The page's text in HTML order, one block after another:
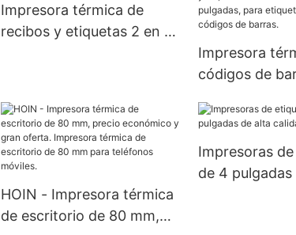
POS de 80 mm.
Impresora térmica de
recibos y etiquetas 2 en 1,
Impresora
códigos de
económica,
alta velocidad,
4 pulgadas,
HOIN - Impresora térmica
de escritorio de 80 mm,
Impresoras
de 4 pulgadas